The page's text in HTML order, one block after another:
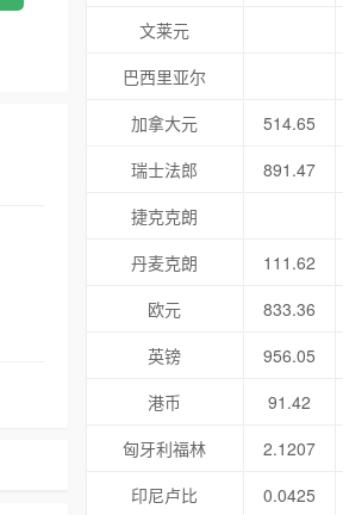
文莱元
巴西里亚尔
加拿大元
514.65
瑞士法郎
891.47
捷克克朗
丹麦克朗
111.62
欧元
833.36
英镑
956.05
港币
91.42
匈牙利福林
2.1207
印尼卢比
0.0425